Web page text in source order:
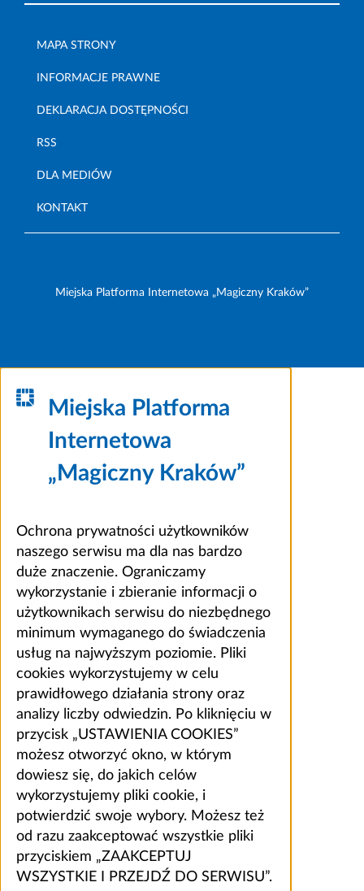
MAPA STRONY
INFORMACJE PRAWNE
DEKLARACJA DOSTĘPNOŚCI
RSS
DLA MEDIÓW
KONTAKT
Miejska Platforma Internetowa „Magiczny Kraków”
Miejska Platforma
Internetowa
„Magiczny Kraków”
Ochrona prywatności użytkowników
naszego serwisu ma dla nas bardzo
duże znaczenie. Ograniczamy
wykorzystanie i zbieranie informacji o
użytkownikach serwisu do niezbędnego
minimum wymaganego do świadczenia
usług na najwyższym poziomie. Pliki
cookies wykorzystujemy w celu
prawidłowego działania strony oraz
analizy liczby odwiedzin. Po kliknięciu w
przycisk „USTAWIENIA COOKIES”
możesz otworzyć okno, w którym
dowiesz się, do jakich celów
wykorzystujemy pliki cookie, i
potwierdzić swoje wybory. Możesz też
od razu zaakceptować wszystkie pliki
przyciskiem „ZAAKCEPTUJ
WSZYSTKIE I PRZEJDŹ DO SERWISU”.